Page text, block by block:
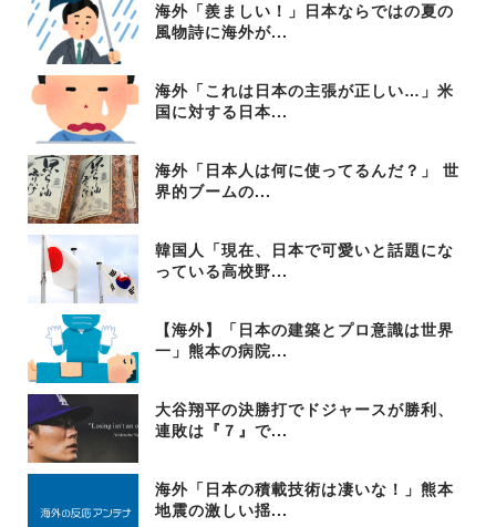
海外「羨ましい！」日本ならではの夏の
風物詩に海外が...
海外「これは日本の主張が正しい…」米
国に対する日本...
海外「日本人は何に使ってるんだ？」 世
界的ブームの...
韓国人「現在、日本で可愛いと話題にな
っている高校野...
【海外】「日本の建築とプロ意識は世界
一」熊本の病院...
大谷翔平の決勝打でドジャースが勝利、
連敗は『７』で...
海外「日本の積載技術は凄いな！」熊本
地震の激しい揺...